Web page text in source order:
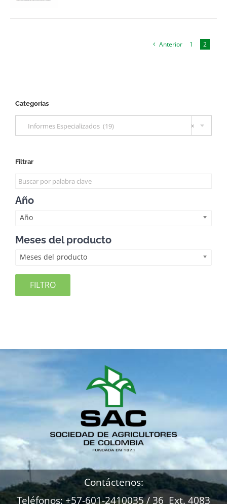
Anterior 1 2
Categorías
×
Informes Especializados (19)
Filtrar
Año
Año
Meses del producto
Meses del producto
FILTRO
Contáctenos:
Teléfonos: +57-601-2410035 / 36 Ext. 4083